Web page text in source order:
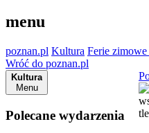
menu
poznan.pl Kultura Ferie
Wróć do poznan.pl
Kultura
Menu
Polecane wydarzenia